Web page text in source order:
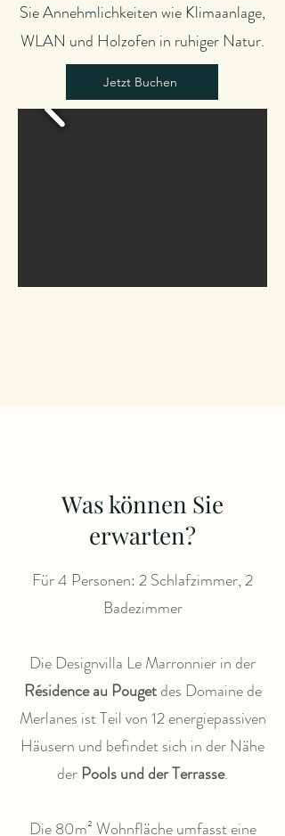
Sie Annehmlichkeiten wie Klimaanlage,
WLAN und Holzofen in ruhiger Natur.
Jetzt Buchen
Was können Sie
erwarten?
Für 4 Personen: 2 Schlafzimmer, 2
Badezimmer
Die Designvilla Le Marronnier in der
Résidence au Pougetdes Domaine de
Merlanes ist Teil von 12 energiepassiven
Häusern und befindet sich in der Nähe
der Pools und der Terrasse.
Die 80m² Wohnfläche umfasst eine